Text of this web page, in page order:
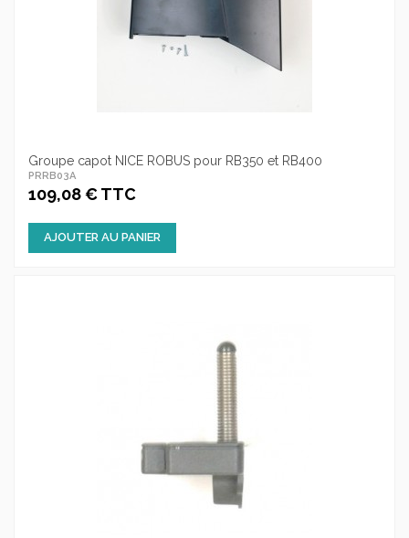
Groupe capot NICE ROBUS pour RB350 et RB400
PRRB03A
109,08 € TTC
AJOUTER AU PANIER